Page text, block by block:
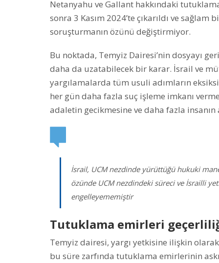
Netanyahu ve Gallant hakkındaki
sonra 3 Kasım 2024’te çıkarıldı ve
soruşturmanın özünü değiştirmiyor.
Bu noktada, Temyiz Dairesi’nin dosyayı
daha da uzatabilecek bir karar. İsrail ve
yargılamalarda tüm usuli adımların
her gün daha fazla suç işleme imkanı
adaletin gecikmesine ve daha fazla
İsrail, UCM nezdinde yürüttüğü hukuki
özünde UCM nezdindeki süreci ve İsrailli
engelleyememiştir
Tutuklama emirleri
Temyiz dairesi, yargı yetkisine ilişkin
bu süre zarfında tutuklama emirlerinin